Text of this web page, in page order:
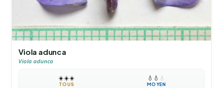
Viola adunca
Viola adunca
☀️☀️☀️
TOUS
💧 💧 💧
MOYEN